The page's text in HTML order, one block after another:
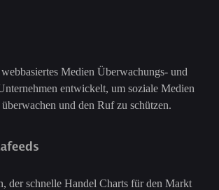
Medien Überwachungs- und
entwickelt, um soziale Medien
und den Ruf zu schützen.
der schnelle Handel Charts für den Markt